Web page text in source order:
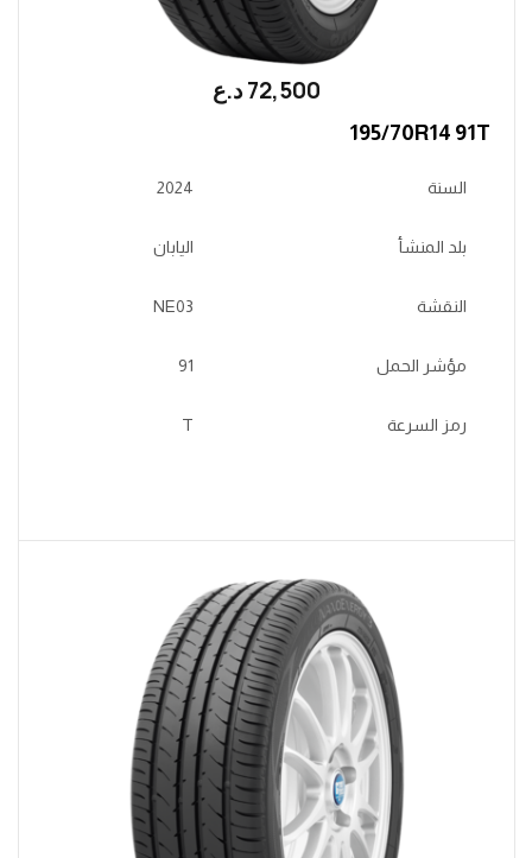
72,500؜د.؜ع
195/70R14 91T
السنة 2024
بلد المنشأ اليابان
النقشة NE03
مؤشر الحمل 91
رمز السرعة T